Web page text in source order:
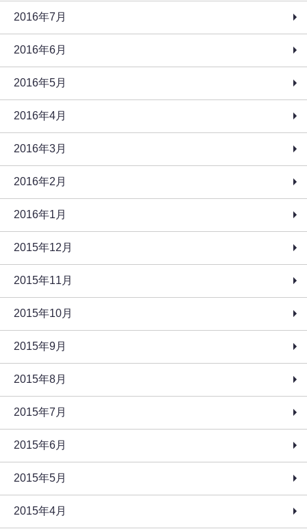
2016年7月
2016年6月
2016年5月
2016年4月
2016年3月
2016年2月
2016年1月
2015年12月
2015年11月
2015年10月
2015年9月
2015年8月
2015年7月
2015年6月
2015年5月
2015年4月